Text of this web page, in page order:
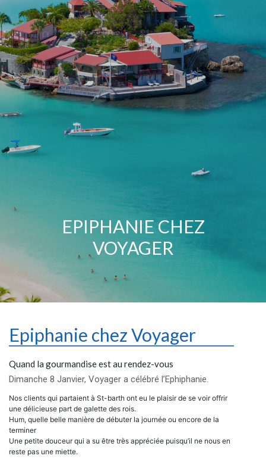
EPIPHANIE CHEZ
VOYAGER
Epiphanie chez Voyager
Quand la gourmandise est au rendez-vous
Dimanche 8 Janvier, Voyager a célébré l’Ephiphanie.
Nos clients qui partaient à St-barth ont eu le plaisir de se voir offrir
une délicieuse part de galette des rois.
Hum, quelle belle manière de débuter la journée ou encore de la
terminer
Une petite douceur qui a su être très appréciée puisqu’il ne nous en
reste pas une miette.